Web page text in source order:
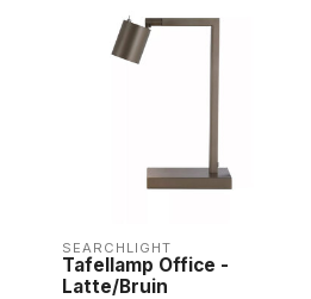
SEARCHLIGHT
Tafellamp Office -
Latte/Bruin